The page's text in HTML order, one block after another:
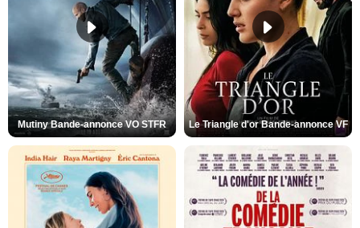
Mutiny Bande-annonce VO STFR Le Triangle d'or Bande-annonce VF